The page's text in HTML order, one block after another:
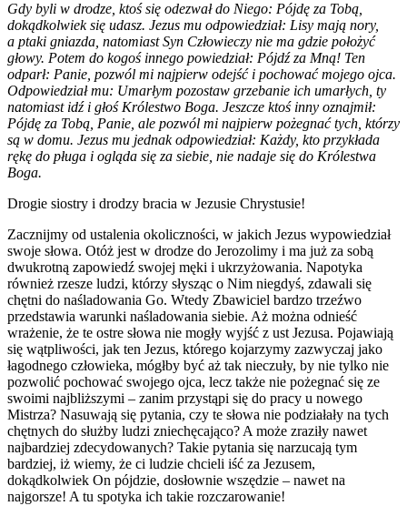
Gdy byli w drodze, ktoś się odezwał do Niego: Pójdę za Tobą,
dokądkolwiek się udasz. Jezus mu odpowiedział: Lisy mają nory,
a ptaki gniazda, natomiast Syn Człowieczy nie ma gdzie położyć
głowy. Potem do kogoś innego powiedział: Pójdź za Mną! Ten
odparł: Panie, pozwól mi najpierw odejść i pochować mojego ojca.
Odpowiedział mu: Umarłym pozostaw grzebanie ich umarłych, ty
natomiast idź i głoś Królestwo Boga. Jeszcze ktoś inny oznajmił:
Pójdę za Tobą, Panie, ale pozwól mi najpierw pożegnać tych, którzy
są w domu. Jezus mu jednak odpowiedział: Każdy, kto przykłada
rękę do pługa i ogląda się za siebie, nie nadaje się do Królestwa
Boga.
Drogie siostry i drodzy bracia w Jezusie Chrystusie!
Zacznijmy od ustalenia okoliczności, w jakich Jezus wypowiedział
swoje słowa. Otóż jest w drodze do Jerozolimy i ma już za sobą
dwukrotną zapowiedź swojej męki i ukrzyżowania. Napotyka
również rzesze ludzi, którzy słysząc o Nim niegdyś, zdawali się
chętni do naśladowania Go. Wtedy Zbawiciel bardzo trzeźwo
przedstawia warunki naśladowania siebie. Aż można odnieść
wrażenie, że te ostre słowa nie mogły wyjść z ust Jezusa. Pojawiają
się wątpliwości, jak ten Jezus, którego kojarzymy zazwyczaj jako
łagodnego człowieka, mógłby być aż tak nieczuły, by nie tylko nie
pozwolić pochować swojego ojca, lecz także nie pożegnać się ze
swoimi najbliższymi – zanim przystąpi się do pracy u nowego
Mistrza? Nasuwają się pytania, czy te słowa nie podziałały na tych
chętnych do służby ludzi zniechęcająco? A może zraziły nawet
najbardziej zdecydowanych? Takie pytania się narzucają tym
bardziej, iż wiemy, że ci ludzie chcieli iść za Jezusem,
dokądkolwiek On pójdzie, dosłownie wszędzie – nawet na
najgorsze! A tu spotyka ich takie rozczarowanie!